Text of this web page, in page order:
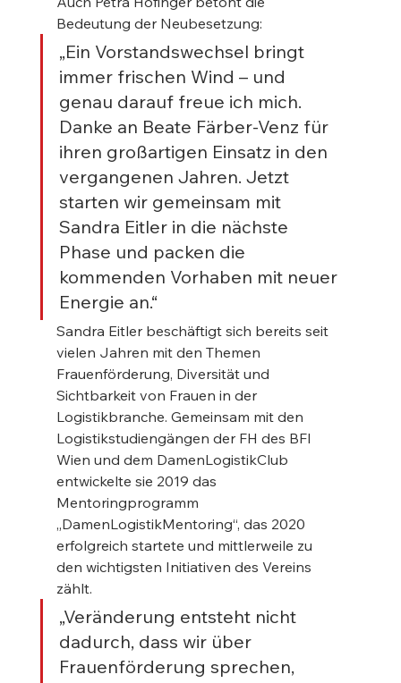
Bedeutung der Neubesetzung:
„Ein Vorstandswechsel bringt
immer frischen Wind – und
genau darauf freue ich mich.
Danke an Beate Färber-Venz für
ihren großartigen Einsatz in den
vergangenen Jahren. Jetzt
starten wir gemeinsam mit
Sandra Eitler in die nächste
Phase und packen die
kommenden Vorhaben mit neuer
Energie an.“
Sandra Eitler beschäftigt sich bereits seit
vielen Jahren mit den Themen
Frauenförderung, Diversität und
Sichtbarkeit von Frauen in der
Logistikbranche. Gemeinsam mit den
Logistikstudiengängen der FH des BFI
Wien und dem DamenLogistikClub
entwickelte sie 2019 das
Mentoringprogramm
„DamenLogistikMentoring“, das 2020
erfolgreich startete und mittlerweile zu
den wichtigsten Initiativen des Vereins
zählt.
„Veränderung entsteht nicht
dadurch, dass wir über
Frauenförderung sprechen,